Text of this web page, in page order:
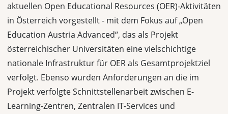
aktuellen Open Educational Resources (OER)-Aktivitäten
in Österreich vorgestellt - mit dem Fokus auf „Open
Education Austria Advanced“, das als Projekt
österreichischer Universitäten eine vielschichtige
nationale Infrastruktur für OER als Gesamtprojektziel
verfolgt. Ebenso wurden Anforderungen an die im
Projekt verfolgte Schnittstellenarbeit zwischen E-
Learning-Zentren, Zentralen IT-Services und